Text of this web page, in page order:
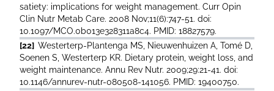
satiety: implications for weight management. Curr Opin
Clin Nutr Metab Care. 2008 Nov;11(6):747-51. doi:
10.1097/MCO.0b013e328311a8c4. PMID: 18827579.
[22] Westerterp-Plantenga MS, Nieuwenhuizen A, Tomé D,
Soenen S, Westerterp KR. Dietary protein, weight loss, and
weight maintenance. Annu Rev Nutr. 2009;29:21-41. doi:
10.1146/annurev-nutr-080508-141056. PMID: 19400750.